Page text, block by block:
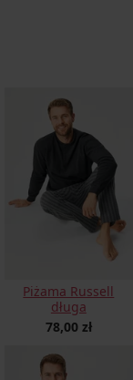
Piżama Russell
długa
78,00 zł